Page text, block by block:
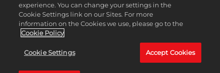
©2026 Take-Two Interactive Software Inc.。由2K Games发行。由
Hangar 13开发。Mafia、Take-Two Interactive Software、2K、Hangar
13均为Take-Two Interactive Software, Inc.的商标。所有其他商标均为其各
自所有者的财产。版权所有。
experience. You can change your settings in the
Cookie Settings link on our Sites. For more
information on the Cookies we use, please go to the
Cookie Policy
Cookie Settings Accept Cookies